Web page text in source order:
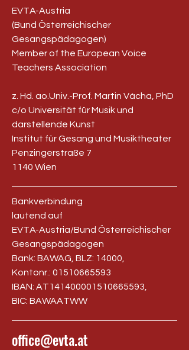
EVTA-Austria
(Bund Österreichischer
Gesangspädagogen)
Member of the European Voice
Teachers Association
z. Hd. ao.Univ.-Prof. Martin Vácha, PhD
c/o Universität für Musik und
darstellende Kunst
Institut für Gesang und Musiktheater
Penzingerstraße 7
1140 Wien
Bankverbindung
lautend auf
EVTA-Austria/Bund Österreichischer
Gesangspädagogen
Bank: BAWAG, BLZ: 14000,
Kontonr.: 01510665593
IBAN: AT141400001510665593,
BIC: BAWAATWW
office@evta.at